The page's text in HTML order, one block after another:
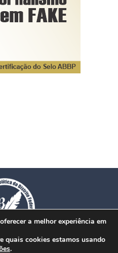
a melhor experiência em
quais cookies estamos usando
.